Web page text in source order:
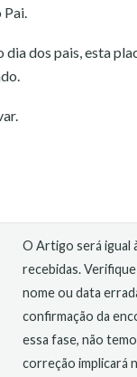
Pai.
dos pais, esta
O Artigo será igual
recebidas.
nome ou data
confirmação da
essa fase, não
correção implicará